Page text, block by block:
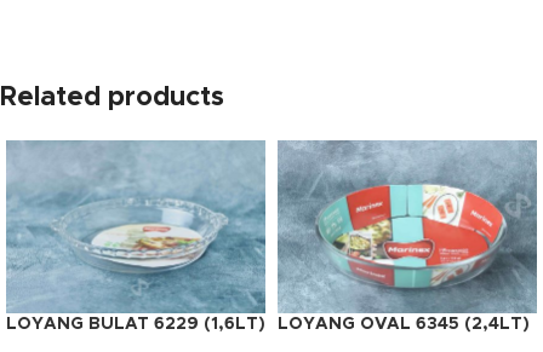
Related products
LOYANG BULAT 6229 (1,6LT) LOYANG OVAL 6345 (2,4LT)